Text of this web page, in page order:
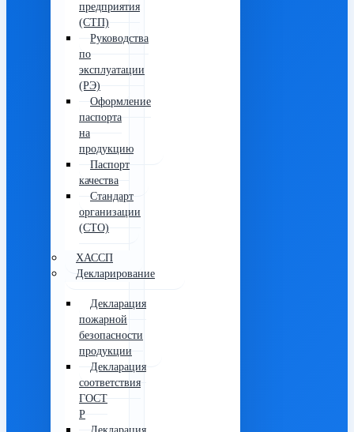
предприятия
(СТП)
Руководства
по
эксплуатации
(РЭ)
Оформление
паспорта
на
продукцию
Паспорт
качества
Стандарт
организации
(СТО)
ХАССП
Декларирование
Декларация
пожарной
безопасности
продукции
Декларация
соответствия
ГОСТ
Р